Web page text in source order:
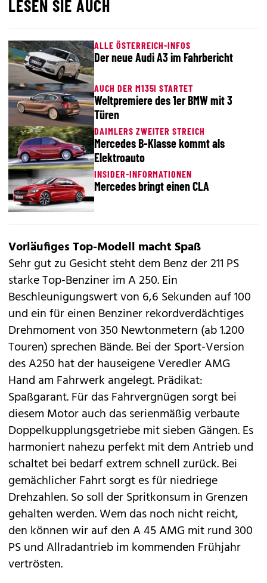
LESEN SIE AUCH
ALLE ÖSTERREICH-INFOS
Der neue Audi A3 im Fahrbericht
AUCH DER M135I STARTET
Weltpremiere des 1er BMW mit 3
Türen
DAIMLERS ZWEITER STREICH
Mercedes B-Klasse kommt als
Elektroauto
INSIDER-INFORMATIONEN
Mercedes bringt einen CLA
Vorläufiges Top-Modell macht Spaß
Sehr gut zu Gesicht steht dem Benz der 211 PS
starke Top-Benziner im A 250. Ein
Beschleunigungswert von 6,6 Sekunden auf 100
und ein für einen Benziner rekordverdächtiges
Drehmoment von 350 Newtonmetern (ab 1.200
Touren) sprechen Bände. Bei der Sport-Version
des A250 hat der hauseigene Veredler AMG
Hand am Fahrwerk angelegt. Prädikat:
Spaßgarant. Für das Fahrvergnügen sorgt bei
diesem Motor auch das serienmäßig verbaute
Doppelkupplungsgetriebe mit sieben Gängen. Es
harmoniert nahezu perfekt mit dem Antrieb und
schaltet bei bedarf extrem schnell zurück. Bei
gemächlicher Fahrt sorgt es für niedriege
Drehzahlen. So soll der Spritkonsum in Grenzen
gehalten werden. Wem das noch nicht reicht,
den können wir auf den A 45 AMG mit rund 300
PS und Allradantrieb im kommenden Frühjahr
vertrösten.